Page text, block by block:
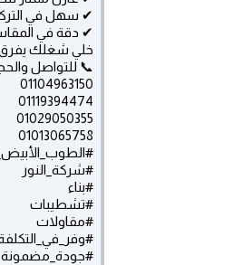
✔ سهل في
✔ دقة في
خلي شغلك يفرق…
📞 للتواصل
01104963150
01119394474
01029050355
01013065758
#شركة_النور
#بناء
#تشطيبات
#مقاولات
#جودة_مضمونة